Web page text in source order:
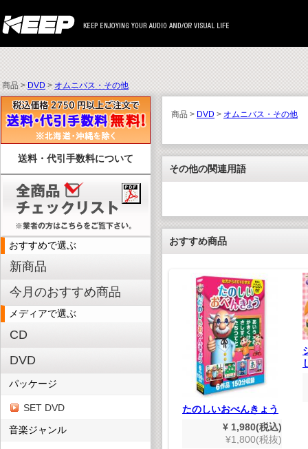
商品 >DVD>オムニバス・その他
送料・代引手数料について
おすすめで選ぶ
新商品
今月のおすすめ商品
メディアで選ぶ
CD
DVD
パッケージ
SET DVD
音楽ジャンル
商品 > DVD > オムニバス・その他
その他の関連用語
おすすめ商品
コース
税込)
税抜)
世界めいさくどうわ
版）
たのしいおべんきょう
¥ 1,980(税込)
¥1,800(税抜)